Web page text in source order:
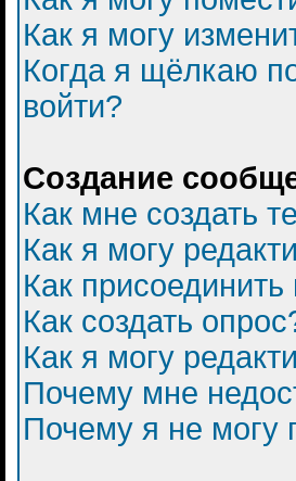
Как я могу
Когда я щёлкаю
войти?
Создание
Как мне создать
Как я могу
Как
Как создать
Как я могу
Почему мне
Почему я не могу